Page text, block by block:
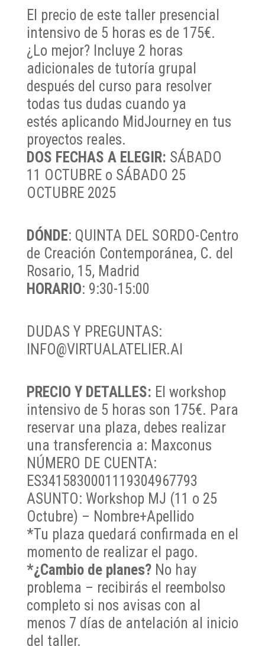
El precio de este taller presencial
intensivo de 5 horas es de 175€.
¿Lo mejor? Incluye 2 horas
adicionales de tutoría grupal
después del curso para resolver
todas tus dudas cuando ya
estés aplicando MidJourney en tus
proyectos reales.
DOS FECHAS A ELEGIR: SÁBADO
11 OCTUBRE o SÁBADO 25
OCTUBRE 2025
DÓNDE: QUINTA DEL SORDO-Centro
de Creación Contemporánea, C. del
Rosario, 15, Madrid
HORARIO: 9:30-15:00
DUDAS Y PREGUNTAS:
INFO@VIRTUALATELIER.AI
PRECIO Y DETALLES: El workshop
intensivo de 5 horas son 175€. Para
reservar una plaza, debes realizar
una transferencia a: Maxconus
NÚMERO DE CUENTA:
ES3415830001119304967793
ASUNTO: Workshop MJ (11 o 25
Octubre) – Nombre+Apellido
*Tu plaza quedará confirmada en el
momento de realizar el pago.
*¿Cambio de planes? No hay
problema – recibirás el reembolso
completo si nos avisas con al
menos 7 días de antelación al inicio
del taller.